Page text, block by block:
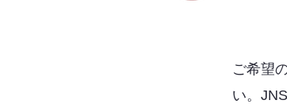
ご希望
い。